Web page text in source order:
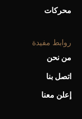
محركات
روابط مفيدة
من نحن
اتصل بنا
إعلن معنا